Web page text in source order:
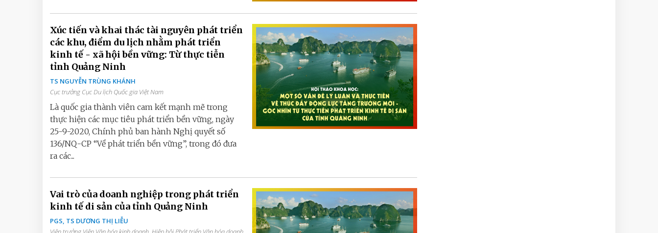
Xúc tiến và khai thác tài nguyên phát triển
các khu, điểm du lịch nhằm phát triển
kinh tế - xã hội bền vững: Từ thực tiễn
tỉnh Quảng Ninh
TS NGUYỄN TRÙNG KHÁNH
Cục trưởng Cục Du lịch Quốc gia Việt Nam
Là quốc gia thành viên cam kết mạnh mẽ trong
thực hiện các mục tiêu phát triển bền vững, ngày
25-9-2020, Chính phủ ban hành Nghị quyết số
136/NQ-CP “Về phát triển bền vững”, trong đó đưa
ra các...
Vai trò của doanh nghiệp trong phát triển
kinh tế di sản của tỉnh Quảng Ninh
PGS, TS DƯƠNG THỊ LIỄU